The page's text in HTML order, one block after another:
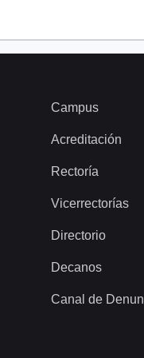
Campus
Acreditación
Rectoría
Vicerrectorías
Directorio
Decanos
Canal de